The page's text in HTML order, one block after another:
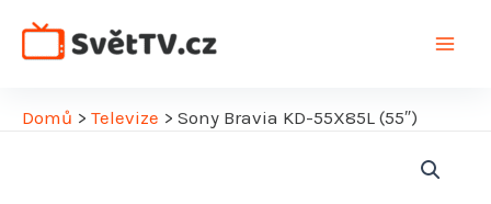
Domů > Televize > Sony Bravia KD-55X85L (55″)